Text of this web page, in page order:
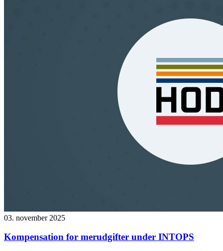
03. november 2025
Kompensation for merudgifter under INTOPS